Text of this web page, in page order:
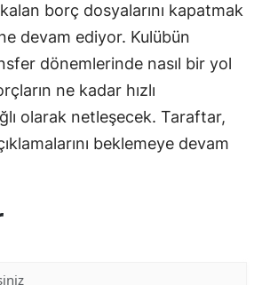
borç dosyalarını kapatmak
devam ediyor. Kulübün
dönemlerinde nasıl bir yol
ne kadar hızlı
olarak netleşecek. Taraftar,
beklemeye devam